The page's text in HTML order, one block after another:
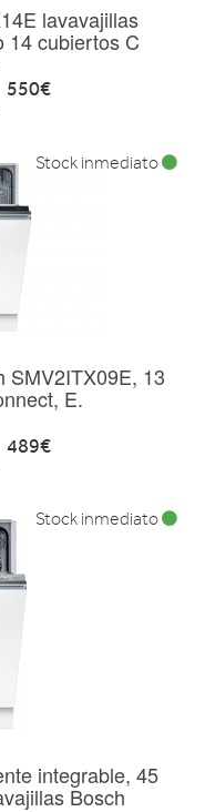
lavavajillas
14 cubiertos C
550€
SMV2ITX09E, 13
E.
489€
Stock inmediato
integrable, 45
Bosch
Stock inmediato